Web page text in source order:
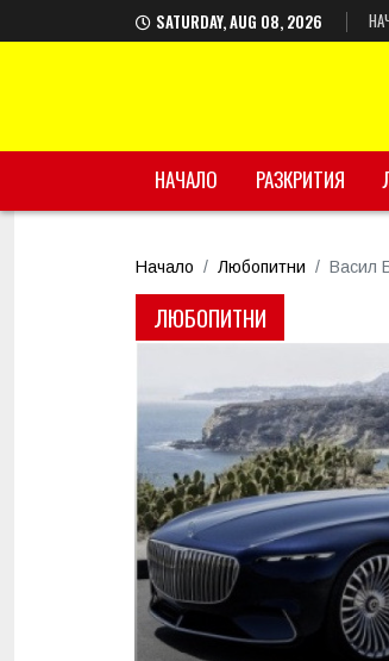
SATURDAY, AUG 08, 2026
НАЧАЛО РАЗКРИТИЯ
Начало Любопитни Васил
ЛЮБОПИТНИ